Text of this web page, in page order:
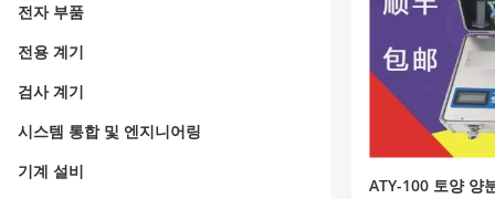
전자 부품
전용 계기
검사 계기
시스템 통합 및 엔지니어링
기계 설비
ATY-100 토양 양